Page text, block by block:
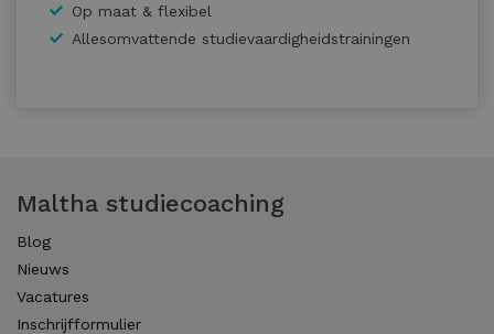
Op maat & flexibel
Allesomvattende studievaardigheidstrainingen
Maltha studiecoaching
Blog
Nieuws
Vacatures
Inschrijfformulier